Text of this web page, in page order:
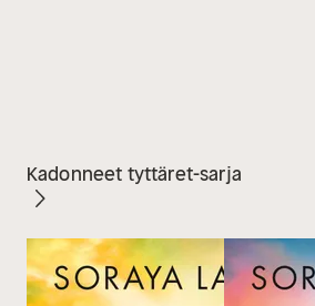
Kadonneet tyttäret-sarja